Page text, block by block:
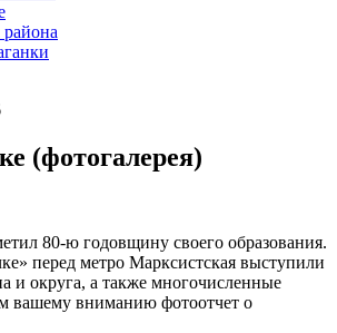
(фотогалерея)
80-ю годовщину своего образования.
перед метро Марксистская выступили
и округа, а также многочисленные
вашему вниманию фотоотчет о